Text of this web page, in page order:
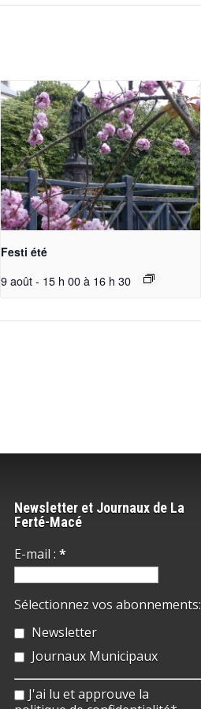
Festi été
9 août - 15 h 00 à 16 h 30
Newsletter et Journaux de La
Ferté-Macé
E-mail : *
Sélectionnez vos abonnements:
Newsletter
Journaux Municipaux
J'ai lu et approuve la